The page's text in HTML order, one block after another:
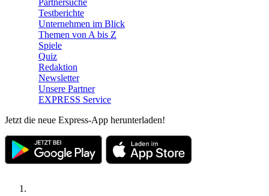
Testberichte
Unternehmen im Blick
Themen von A bis Z
Spiele
Quiz
Redaktion
Newsletter
Unsere Partner
EXPRESS Service
Jetzt die neue Express-App herunterladen!